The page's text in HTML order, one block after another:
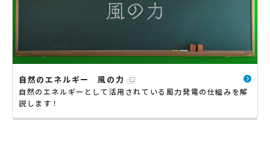
自然のエネルギー 風の力
自然のエネルギーとして活用されている風力発電の仕組みを解
説します！